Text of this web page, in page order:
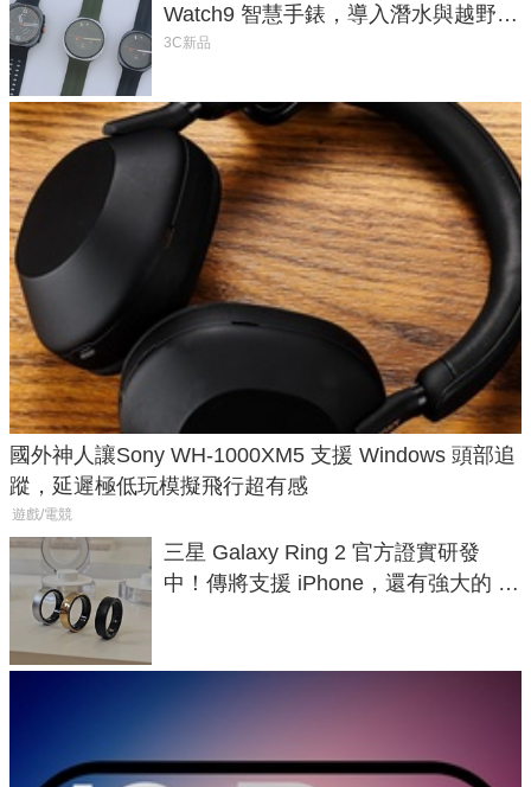
Watch9 智慧手錶，導入潛水與越野跑
導航功能
3C新品
國外神人讓Sony WH-1000XM5 支援 Windows 頭部追
蹤，延遲極低玩模擬飛行超有感
遊戲/電競
三星 Galaxy Ring 2 官方證實研發
中！傳將支援 iPhone，還有強大的 AI